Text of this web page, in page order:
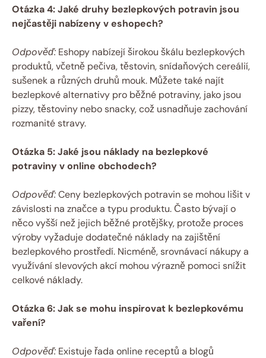
Otázka 4: Jaké druhy ‌bezlepkových potravin jsou
nejčastěji nabízeny v eshopech?
Odpověď: Eshopy‍ nabízejí širokou ⁣škálu bezlepkových
produktů, včetně pečiva, těstovin, snídaňových cereálií,
sušenek a různých druhů mouk. Můžete také najít
‍bezlepkové alternativy pro běžné potraviny, jako jsou
pizzy, těstoviny nebo ⁣snacky, což usnadňuje zachování
rozmanité stravy.
Otázka ⁤5:⁢ Jaké ⁣jsou náklady‍ na bezlepkové
potraviny v online​ obchodech?
Odpověď:Ceny ⁣bezlepkových​ potravin se mohou lišit v
závislosti na značce a typu produktu.⁣ Často⁢ bývají o
něco vyšší než jejich‌ běžné protějšky, protože proces
výroby vyžaduje dodatečné náklady na zajištění
bezlepkového prostředí. Nicméně, srovnávací nákupy‌ a
využívání slevových akcí‌ mohou výrazně pomoci snížit
celkové náklady.
Otázka‌ 6: Jak se ‌mohu⁣ inspirovat k bezlepkovému
vaření?
Odpověď: Existuje řada online receptů a blogů